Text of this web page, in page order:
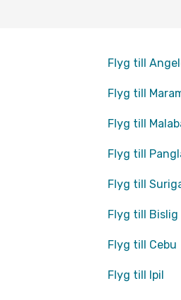
Flyg till
Flyg till
Flyg till
Flyg till
Flyg till
Flyg till Bislig
Flyg till Cebu
Flyg till Ipil